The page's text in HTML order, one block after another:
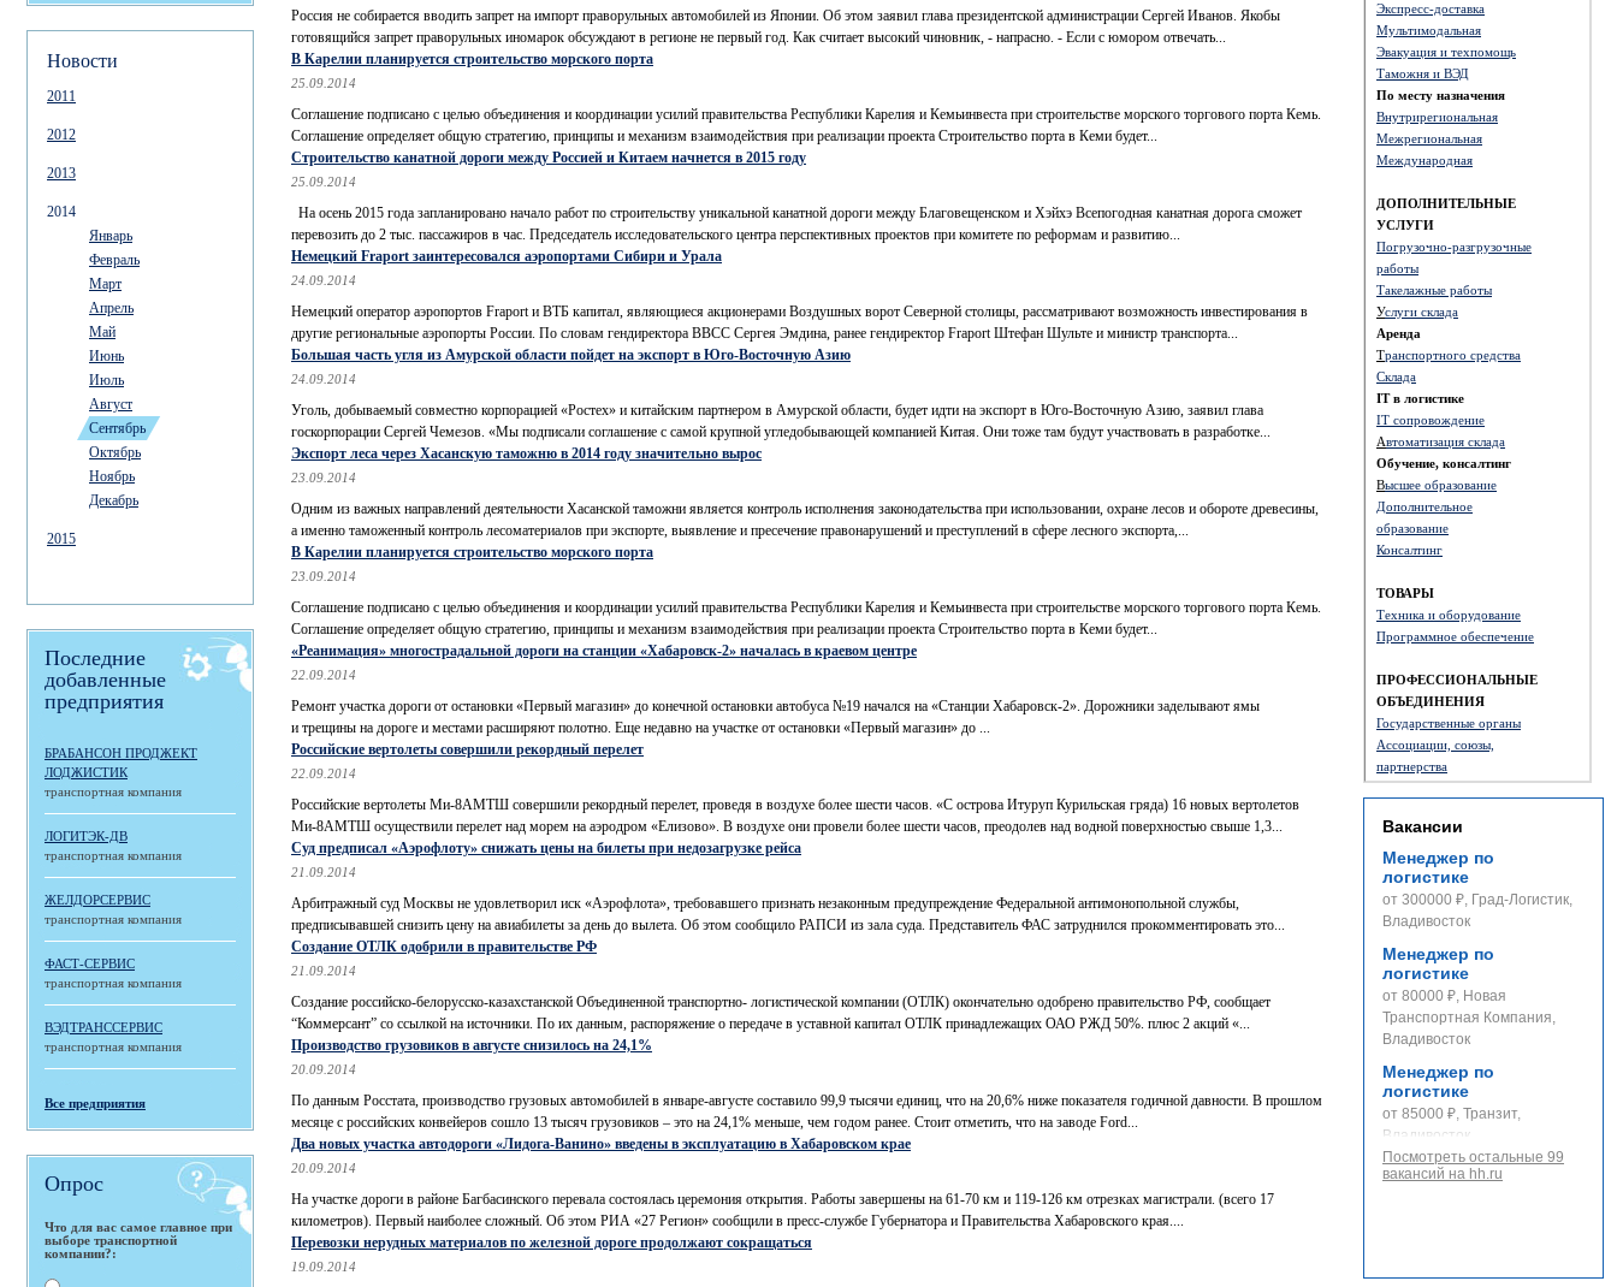
Новости
2011
2012
2013
2014
Январь
Февраль
Март
Апрель
Май
Июнь
Июль
Август
Сентябрь
Октябрь
Ноябрь
Декабрь
2015
Последние
добавленные
предприятия
БРАБАНСОН ПРОДЖЕКТ
ЛОДЖИСТИК
транспортная компания
ЛОГИТЭК-ДВ
транспортная компания
ЖЕЛДОРСЕРВИС
транспортная компания
ФАСТ-СЕРВИС
транспортная компания
ВЭДТРАНССЕРВИС
транспортная компания
Все предприятия
Опрос
Что для вас самое главное при
выборе транспортной
компании?:
Экспресс-доставка
Мультимодальная
Эвакуация и техпомощь
Таможня и ВЭД
По месту назначения
Внутрирегиональная
Межрегиональная
Международная
ДОПОЛНИТЕЛЬНЫЕ
УСЛУГИ
Погрузочно-разгрузочные
работы
Такелажные работы
Услуги склада
Аренда
Транспортного средства
Склада
IT в логистике
IT сопровождение
Автоматизация склада
Обучение, консалтинг
Высшее образование
Дополнительное
образование
Консалтинг
ТОВАРЫ
Техника и оборудование
Программное обеспечение
ПРОФЕССИОНАЛЬНЫЕ
ОБЪЕДИНЕНИЯ
Государственные органы
Ассоциации, союзы,
партнерства
Вакансии
Менеджер по
логистике
от 300000 ₽, Град-Логистик,
Владивосток
Менеджер по
логистике
от 80000 ₽, Новая
Транспортная Компания,
Владивосток
Менеджер по
логистике
от 85000 ₽, Транзит,
Владивосток
Посмотреть остальные 99
вакансий на hh.ru
Россия не собирается вводить запрет на импорт праворульных автомобилей из Японии. Об этом заявил глава президентской администрации Сергей Иванов. Якобы
готовящийся запрет праворульных иномарок обсуждают в регионе не первый год. Как считает высокий чиновник, - напрасно. - Если с юмором отвечать...
В Карелии планируется строительство морского порта
25.09.2014
Соглашение подписано с целью объединения и координации усилий правительства Республики Карелия и Кемьинвеста при строительстве морского торгового порта Кемь.
Соглашение определяет общую стратегию, принципы и механизм взаимодействия при реализации проекта Строительство порта в Кеми будет...
Строительство канатной дороги между Россией и Китаем начнется в 2015 году
25.09.2014
На осень 2015 года запланировано начало работ по строительству уникальной канатной дороги между Благовещенском и Хэйхэ Всепогодная канатная дорога сможет
перевозить до 2 тыс. пассажиров в час. Председатель исследовательского центра перспективных проектов при комитете по реформам и развитию...
Немецкий Fraport заинтересовался аэропортами Сибири и Урала
24.09.2014
Немецкий оператор аэропортов Fraport и ВТБ капитал, являющиеся акционерами Воздушных ворот Северной столицы, рассматривают возможность инвестирования в
другие региональные аэропорты России. По словам гендиректора ВВСС Сергея Эмдина, ранее гендиректор Fraport Штефан Шульте и министр транспорта...
Большая часть угля из Амурской области пойдет на экспорт в Юго-Восточную Азию
24.09.2014
Уголь, добываемый совместно корпорацией «Ростех» и китайским партнером в Амурской области, будет идти на экспорт в Юго-Восточную Азию, заявил глава
госкорпорации Сергей Чемезов. «Мы подписали соглашение с самой крупной угледобывающей компанией Китая. Они тоже там будут участвовать в разработке...
Экспорт леса через Хасанскую таможню в 2014 году значительно вырос
23.09.2014
Одним из важных направлений деятельности Хасанской таможни является контроль исполнения законодательства при использовании, охране лесов и обороте древесины,
а именно таможенный контроль лесоматериалов при экспорте, выявление и пресечение правонарушений и преступлений в сфере лесного экспорта,...
В Карелии планируется строительство морского порта
23.09.2014
Соглашение подписано с целью объединения и координации усилий правительства Республики Карелия и Кемьинвеста при строительстве морского торгового порта Кемь.
Соглашение определяет общую стратегию, принципы и механизм взаимодействия при реализации проекта Строительство порта в Кеми будет...
«Реанимация» многострадальной дороги на станции «Хабаровск-2» началась в краевом центре
22.09.2014
Ремонт участка дороги от остановки «Первый магазин» до конечной остановки автобуса №19 начался на «Станции Хабаровск-2». Дорожники заделывают ямы
и трещины на дороге и местами расширяют полотно. Еще недавно на участке от остановки «Первый магазин» до ...
Российские вертолеты совершили рекордный перелет
22.09.2014
Российские вертолеты Ми-8АМТШ совершили рекордный перелет, проведя в воздухе более шести часов. «С острова Итуруп Курильская гряда) 16 новых вертолетов
Ми-8АМТШ осуществили перелет над морем на аэродром «Елизово». В воздухе они провели более шести часов, преодолев над водной поверхностью свыше 1,3...
Суд предписал «Аэрофлоту» снижать цены на билеты при недозагрузке рейса
21.09.2014
Арбитражный суд Москвы не удовлетворил иск «Аэрофлота», требовавшего признать незаконным предупреждение Федеральной антимонопольной службы,
предписывавшей снизить цену на авиабилеты за день до вылета. Об этом сообщило РАПСИ из зала суда. Представитель ФАС затруднился прокомментировать это...
Создание ОТЛК одобрили в правительстве РФ
21.09.2014
Создание российско-белорусско-казахстанской Объединенной транспортно- логистической компании (ОТЛК) окончательно одобрено правительство РФ, сообщает
“Коммерсант” со ссылкой на источники. По их данным, распоряжение о передаче в уставной капитал ОТЛК принадлежащих ОАО РЖД 50%. плюс 2 акций «...
Производство грузовиков в августе снизилось на 24,1%
20.09.2014
По данным Росстата, производство грузовых автомобилей в январе-августе составило 99,9 тысячи единиц, что на 20,6% ниже показателя годичной давности. В прошлом
месяце с российских конвейеров сошло 13 тысяч грузовиков – это на 24,1% меньше, чем годом ранее. Стоит отметить, что на заводе Ford...
Два новых участка автодороги «Лидога-Ванино» введены в эксплуатацию в Хабаровском крае
20.09.2014
На участке дороги в районе Багбасинского перевала состоялась церемония открытия. Работы завершены на 61-70 км и 119-126 км отрезках магистрали. (всего 17
километров). Первый наиболее сложный. Об этом РИА «27 Регион» сообщили в пресс-службе Губернатора и Правительства Хабаровского края....
Перевозки нерудных материалов по железной дороге продолжают сокращаться
19.09.2014